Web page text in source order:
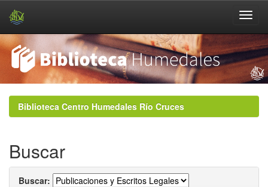
navigationBiblioteca Centro Humedales Río Cruces
Buscar
Buscar: